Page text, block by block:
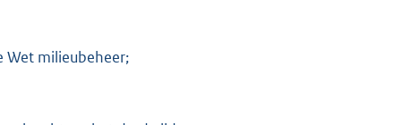
Wet milieubeheer;